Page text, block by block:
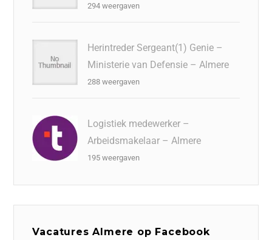
294 weergaven
Herintreder Sergeant(1) Genie –
Ministerie van Defensie – Almere
288 weergaven
Logistiek medewerker –
Arbeidsmakelaar – Almere
195 weergaven
Vacatures Almere op Facebook